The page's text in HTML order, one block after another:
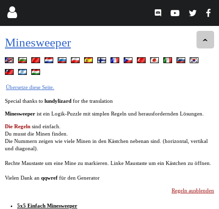
Minesweeper
Übersetze diese Seite.
Special thanks to lundylizard for the translation
Minesweeper ist ein Logik-Puzzle mit simplen Regeln und herausfordernden Lösungen.
Die Regeln sind einfach.
Du musst die Minen finden.
Die Nummern zeigen wie viele Minen in den Kästchen nebenan sind. (horizontal, vertikal
und diagonal).
Rechte Maustaste um eine Mine zu markieren. Linke Maustaste um ein Kästchen zu öffnen.
Vielen Dank an qqwref für den Generator
Regeln ausblenden
5x5 Einfach Minesweeper